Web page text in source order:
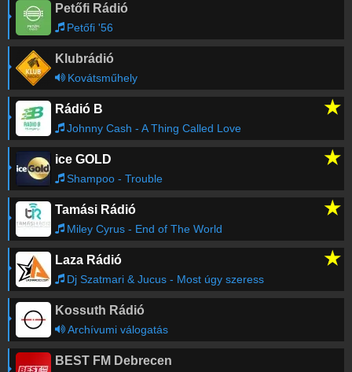
Régebbi számok lekérése
Petőfi Rádió
Petőfi '56
Klubrádió
Kovátsműhely
Rádió B ★
Johnny Cash - A Thing Called Love
ice GOLD ★
Shampoo - Trouble
Tamási Rádió ★
Miley Cyrus - End of The World
Laza Rádió ★
Dj Szatmari & Jucus - Most úgy szeress
Kossuth Rádió
Archívumi válogatás
BEST FM Debrecen